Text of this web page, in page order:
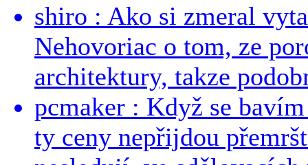
shiro : Ako si zmeral
Nehovoriac o tom, ze
architektury, takze
pcmaker : Když se
ty ceny nepřijdou